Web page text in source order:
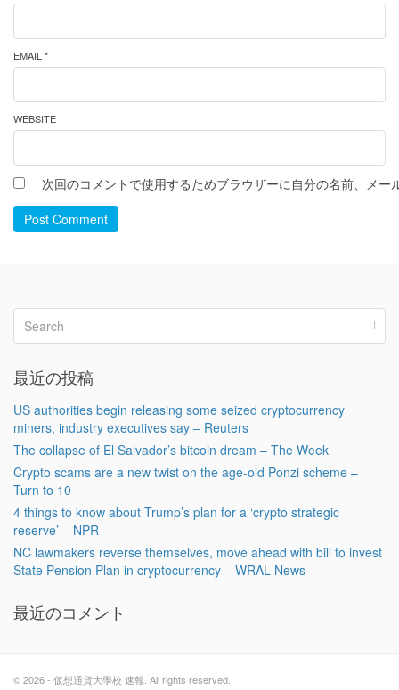
EMAIL *
WEBSITE
次回のコメントで使用するためブラウザーに自分の名前、メー
Post Comment
最近の投稿
US authorities begin releasing some seized cryptocurrency
miners, industry executives say – Reuters
The collapse of El Salvador’s bitcoin dream – The Week
Crypto scams are a new twist on the age-old Ponzi scheme –
Turn to 10
4 things to know about Trump’s plan for a ‘crypto strategic
reserve’ – NPR
NC lawmakers reverse themselves, move ahead with bill to invest
State Pension Plan in cryptocurrency – WRAL News
最近のコメント
© 2026 - 仮想通貨大學校 速報. All rights reserved.